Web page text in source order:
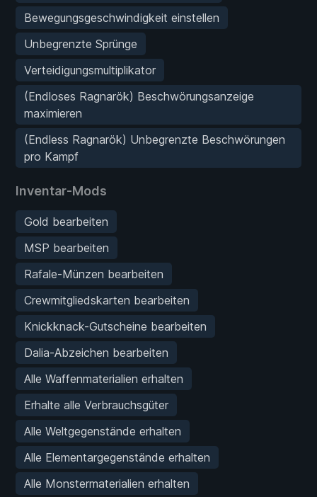
Bewegungsgeschwindigkeit einstellen
Unbegrenzte Sprünge
Verteidigungsmultiplikator
(Endloses Ragnarök) Beschwörungsanzeige
maximieren
(Endless Ragnarök) Unbegrenzte Beschwörungen
pro Kampf
Inventar-Mods
Gold bearbeiten
MSP bearbeiten
Rafale-Münzen bearbeiten
Crewmitgliedskarten bearbeiten
Knickknack-Gutscheine bearbeiten
Dalia-Abzeichen bearbeiten
Alle Waffenmaterialien erhalten
Erhalte alle Verbrauchsgüter
Alle Weltgegenstände erhalten
Alle Elementargegenstände erhalten
Alle Monstermaterialien erhalten